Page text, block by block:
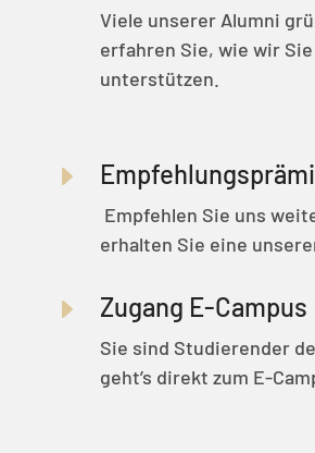
Viele unserer Alumni
erfahren Sie, wie wir
unterstützen.
E
Empfehlen Sie uns
erhalten Sie eine
E Zugang E-Campus
Sie sind Studierender
geht’s direkt zum E-